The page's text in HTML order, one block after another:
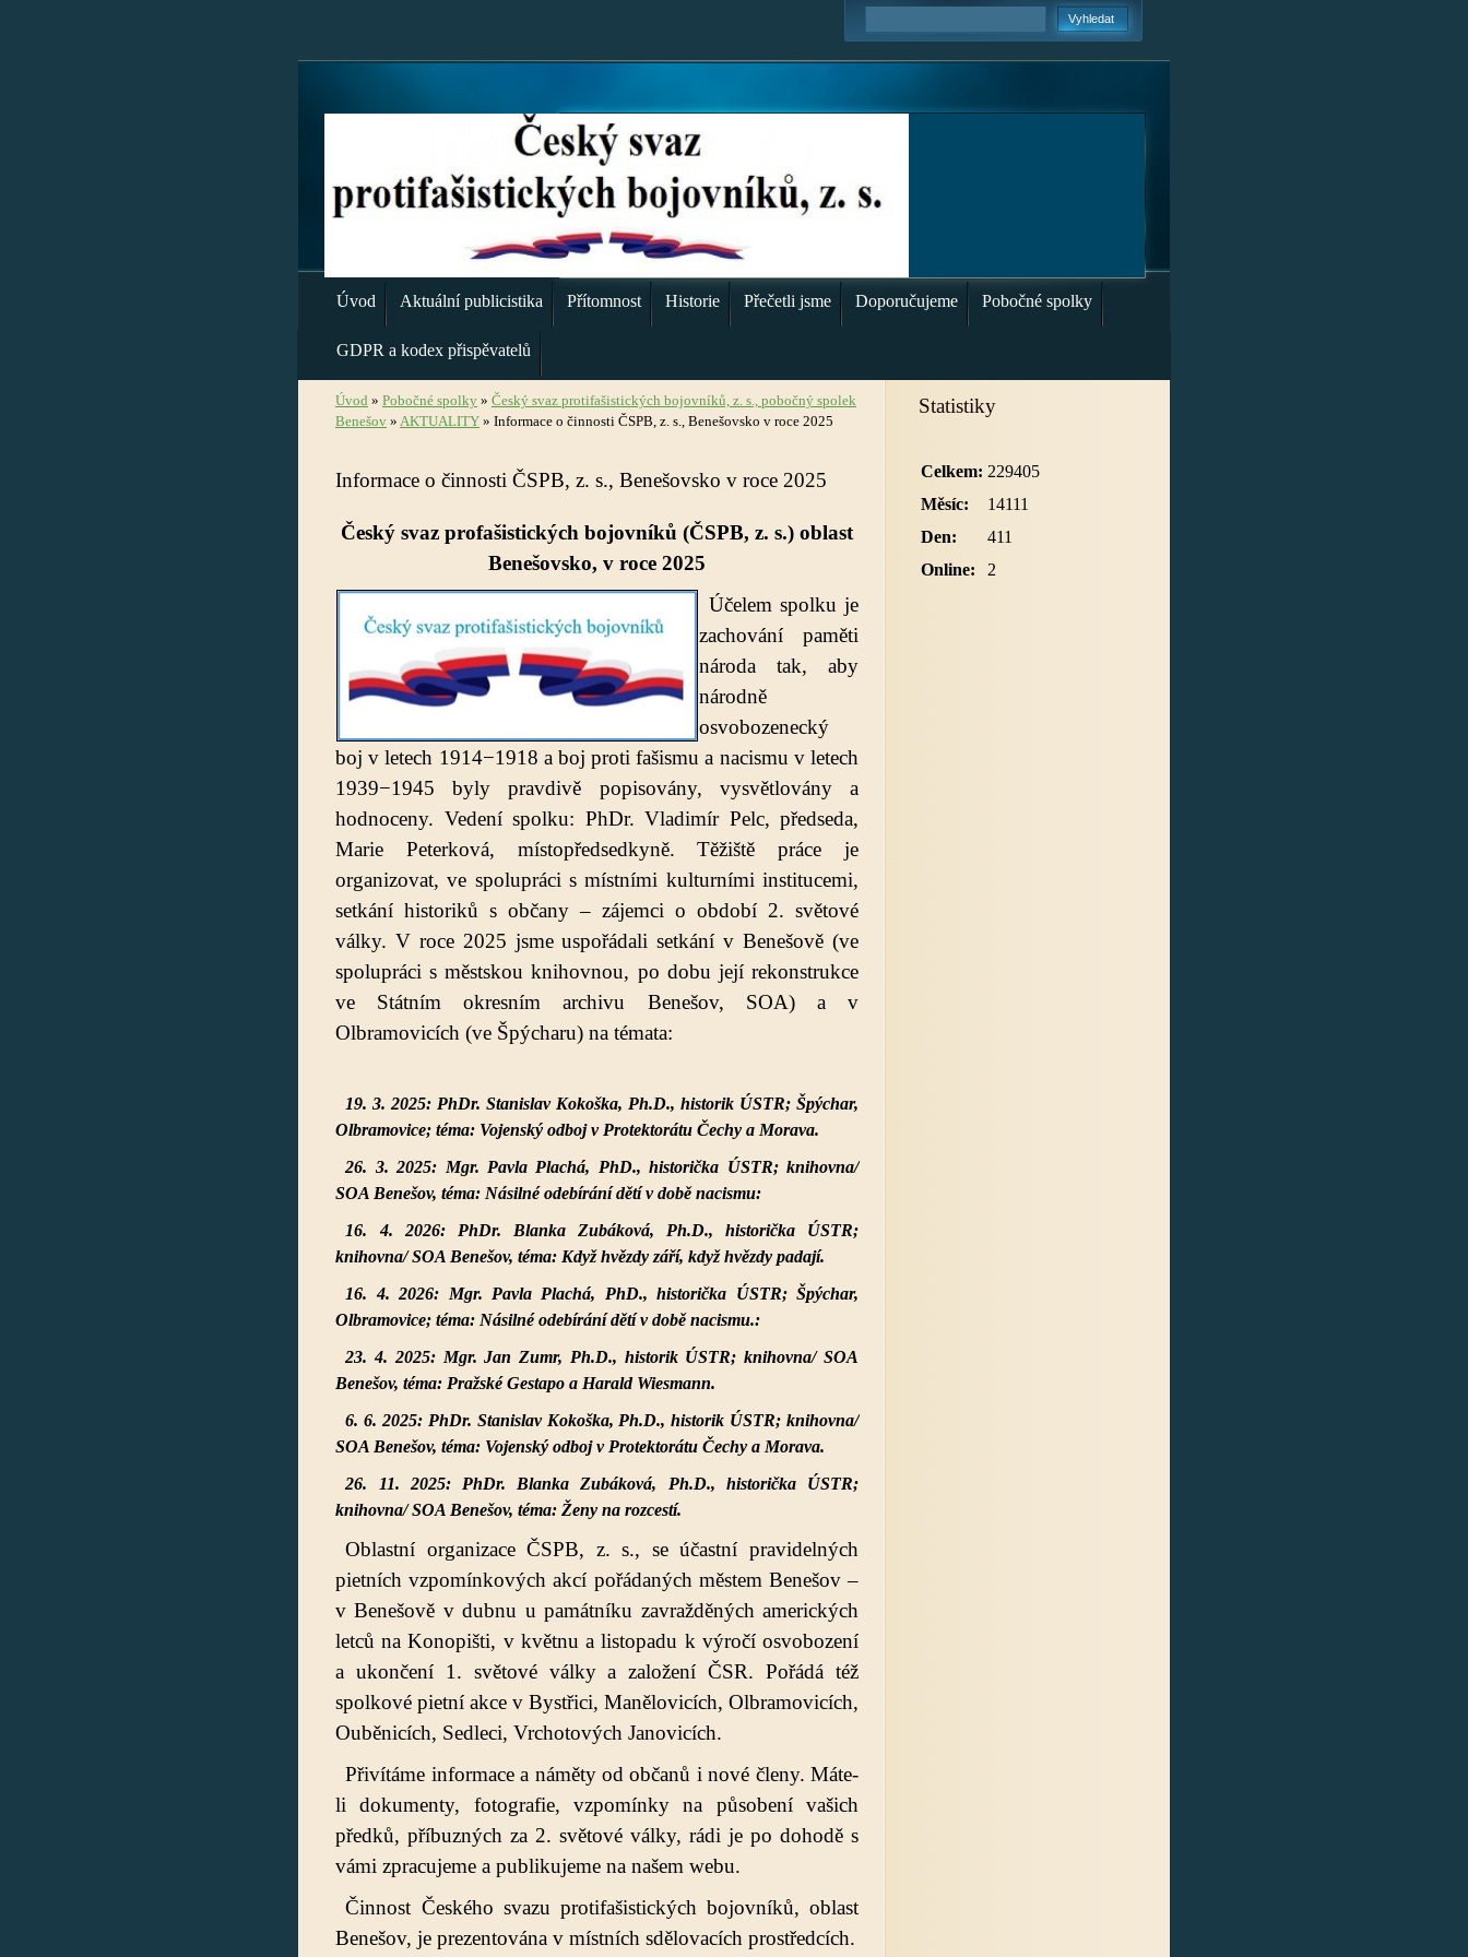
Úvod Aktuální publicistika Přítomnost Historie Přečetli jsme Doporučujeme Pobočné spolky
GDPR a kodex přispěvatelů
Úvod » Pobočné spolky » Český svaz protifašistických bojovníků, z. s., pobočný spolek
Benešov » AKTUALITY » Informace o činnosti ČSPB, z. s., Benešovsko v roce 2025
Informace o činnosti ČSPB, z. s., Benešovsko v roce 2025
Český svaz profašistických bojovníků (ČSPB, z. s.) oblast
Benešovsko, v roce 2025
Účelem spolku je
zachování paměti
národa tak, aby
národně
osvobozenecký
boj v letech 1914−1918 a boj proti fašismu a nacismu v letech
1939−1945 byly pravdivě popisovány, vysvětlovány a
hodnoceny. Vedení spolku: PhDr. Vladimír Pelc, předseda,
Marie Peterková, místopředsedkyně. Těžiště práce je
organizovat, ve spolupráci s místními kulturními institucemi,
setkání historiků s občany – zájemci o období 2. světové
války. V roce 2025 jsme uspořádali setkání v Benešově (ve
spolupráci s městskou knihovnou, po dobu její rekonstrukce
ve Státním okresním archivu Benešov, SOA) a v
Olbramovicích (ve Špýcharu) na témata:
19. 3. 2025: PhDr. Stanislav Kokoška, Ph.D., historik ÚSTR; Špýchar,
Olbramovice; téma: Vojenský odboj v Protektorátu Čechy a Morava.
26. 3. 2025: Mgr. Pavla Plachá, PhD., historička ÚSTR; knihovna/
SOA Benešov, téma: Násilné odebírání dětí v době nacismu:
16. 4. 2026: PhDr. Blanka Zubáková, Ph.D., historička ÚSTR;
knihovna/ SOA Benešov, téma: Když hvězdy září, když hvězdy padají.
16. 4. 2026: Mgr. Pavla Plachá, PhD., historička ÚSTR; Špýchar,
Olbramovice; téma: Násilné odebírání dětí v době nacismu.:
23. 4. 2025: Mgr. Jan Zumr, Ph.D., historik ÚSTR; knihovna/ SOA
Benešov, téma: Pražské Gestapo a Harald Wiesmann.
6. 6. 2025: PhDr. Stanislav Kokoška, Ph.D., historik ÚSTR; knihovna/
SOA Benešov, téma: Vojenský odboj v Protektorátu Čechy a Morava.
26. 11. 2025: PhDr. Blanka Zubáková, Ph.D., historička ÚSTR;
knihovna/ SOA Benešov, téma: Ženy na rozcestí.
Oblastní organizace ČSPB, z. s., se účastní pravidelných
pietních vzpomínkových akcí pořádaných městem Benešov –
v Benešově v dubnu u památníku zavražděných amerických
letců na Konopišti, v květnu a listopadu k výročí osvobození
a ukončení 1. světové války a založení ČSR. Pořádá též
spolkové pietní akce v Bystřici, Manělovicích, Olbramovicích,
Ouběnicích, Sedleci, Vrchotových Janovicích.
Přivítáme informace a náměty od občanů i nové členy. Máte-
li dokumenty, fotografie, vzpomínky na působení vašich
předků, příbuzných za 2. světové války, rádi je po dohodě s
vámi zpracujeme a publikujeme na našem webu.
Činnost Českého svazu protifašistických bojovníků, oblast
Benešov, je prezentována v místních sdělovacích prostředcích.
Statistiky
Online: 2
Celkem: 229405
Měsíc:
14111
Den:
411